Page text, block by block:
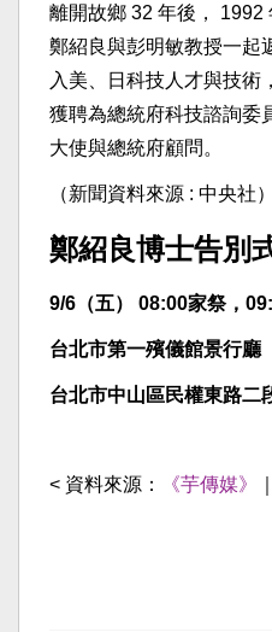
離開故鄉 32 年後， 1992
鄭紹良與彭明敏教授一起
入美、日科技人才與技術
獲聘為總統府科技諮詢委
大使與總統府顧問。
（新聞資料來源 : 中央社）
鄭紹良博士告別
9/6（五） 08:00家祭，
台北市第一殯儀館景行廳
台北市中山區民權東路二
< 資料來源： 《芋傳媒》